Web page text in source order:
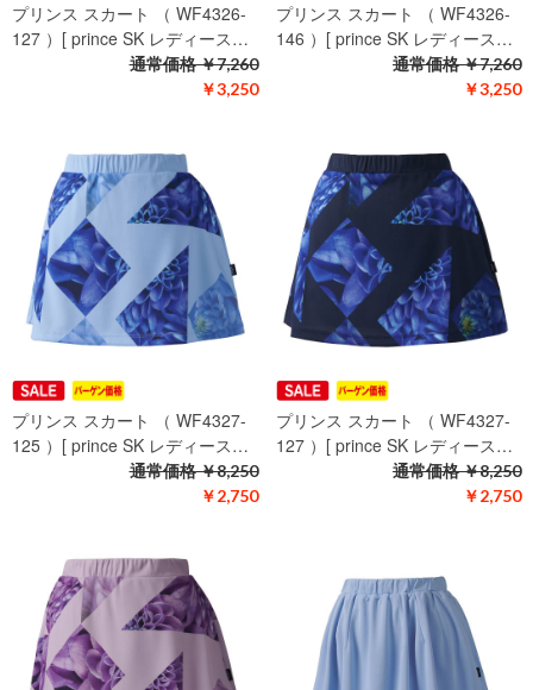
プリンス スカート （ WF4326-
127 ）[ prince SK レディース…
￥3,250
通常価格￥7,260
プリンス スカート （ WF4326-
146 ）[ prince SK レディース…
￥3,250
通常価格￥7,260
プリンス スカート （ WF4327-
125 ）[ prince SK レディース…
￥2,750
通常価格￥8,250
プリンス スカート （ WF4327-
127 ）[ prince SK レディース…
￥2,750
通常価格￥8,250